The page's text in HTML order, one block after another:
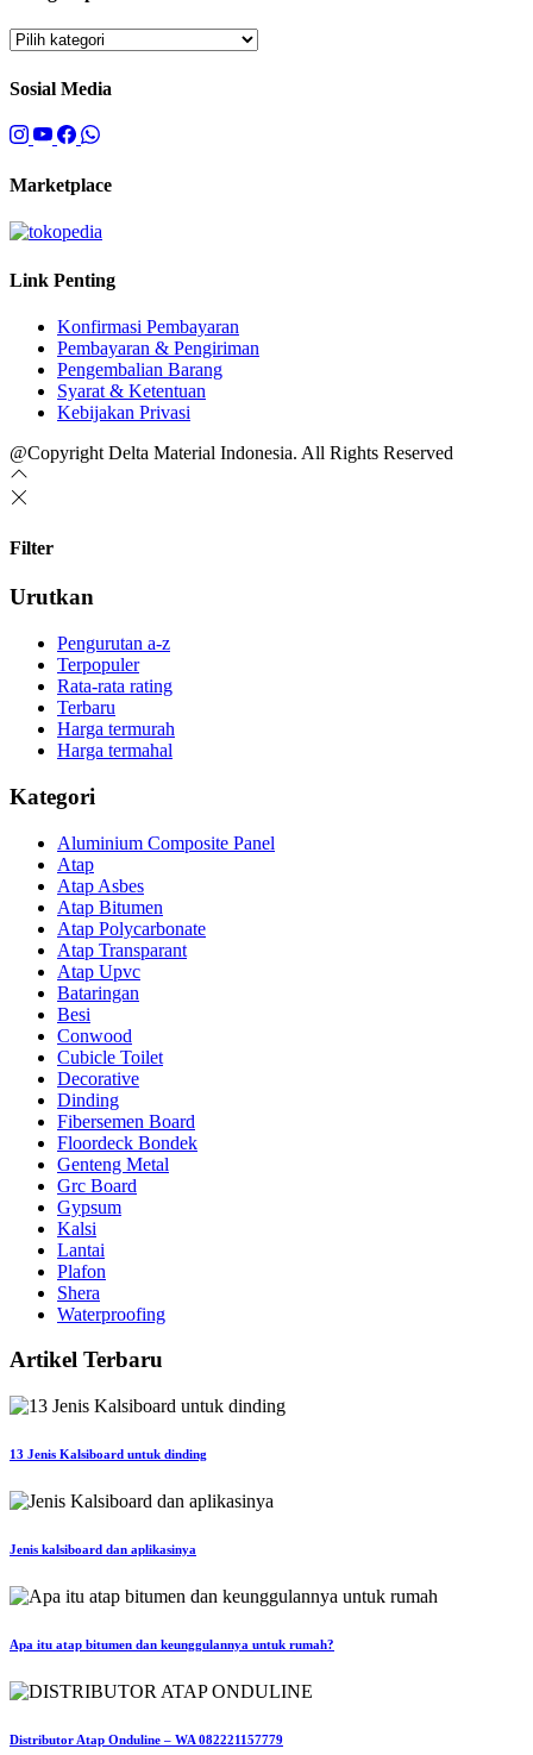
Sosial Media
Marketplace
Link Penting
Konfirmasi Pembayaran
Pembayaran & Pengiriman
Pengembalian Barang
Syarat & Ketentuan
Kebijakan Privasi
@Copyright Delta Material Indonesia. All Rights Reserved
Filter
Urutkan
Pengurutan a-z
Terpopuler
Rata-rata rating
Terbaru
Harga termurah
Harga termahal
Kategori
Aluminium Composite Panel
Atap
Atap Asbes
Atap Bitumen
Atap Polycarbonate
Atap Transparant
Atap Upvc
Bataringan
Besi
Conwood
Cubicle Toilet
Decorative
Dinding
Fibersemen Board
Floordeck Bondek
Genteng Metal
Grc Board
Gypsum
Kalsi
Lantai
Plafon
Shera
Waterproofing
Artikel Terbaru
13 Jenis Kalsiboard untuk dinding
Jenis kalsiboard dan aplikasinya
Apa itu atap bitumen dan keunggulannya untuk rumah?
Distributor Atap Onduline – WA 082221157779